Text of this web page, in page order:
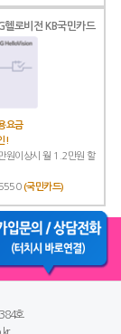
헬로비전 KB국민카드
요금
!
원이상시 월 1.2만원 할
(국민카드)
호